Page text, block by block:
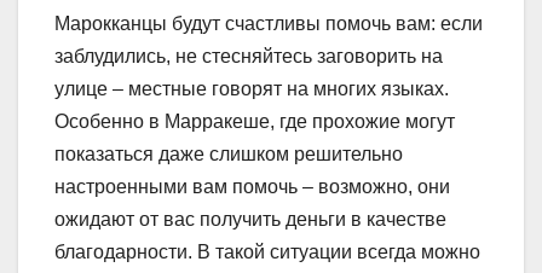
Марокканцы будут счастливы помочь вам: если
заблудились, не стесняйтесь заговорить на
улице – местные говорят на многих языках.
Особенно в Марракеше, где прохожие могут
показаться даже слишком решительно
настроенными вам помочь – возможно, они
ожидают от вас получить деньги в качестве
благодарности. В такой ситуации всегда можно